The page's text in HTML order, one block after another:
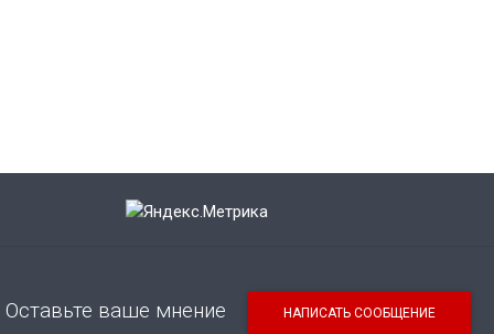
Оставьте ваше мнение НАПИСАТЬ СООБЩЕНИЕ